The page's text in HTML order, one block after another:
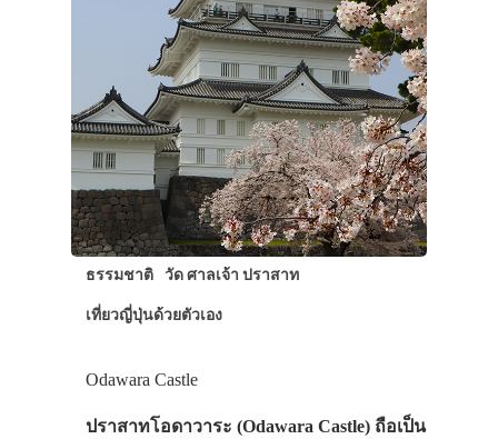
ธรรมชาติ วัด ศาลเจ้า ปราสาท
เที่ยวญี่ปุ่นด้วยตัวเอง
Odawara Castle
ปราสาทโอดาวาระ (Odawara Castle) ถือเป็น